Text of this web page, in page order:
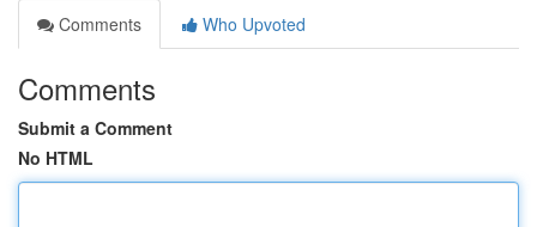
Comments
Who Upvoted
Comments
Submit a Comment
No HTML